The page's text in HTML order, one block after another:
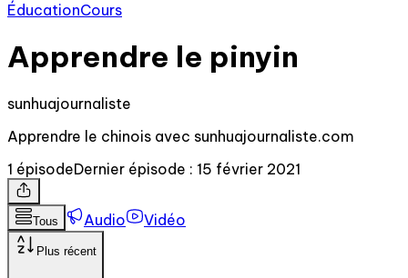
ÉducationCours
Apprendre le pinyin
sunhuajournaliste
Apprendre le chinois avec sunhuajournaliste.com
1 épisodeDernier épisode : 15 février 2021
Tous Audio Vidéo
Plus récent